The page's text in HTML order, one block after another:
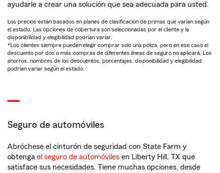
ayudarle a crear una solución que sea adecuada para usted.
Los precios están basados en planes de clasificación de primas que varían según
el estado. Las opciones de cobertura son seleccionadas por el cliente y la
disponibilidad y elegibilidad podrían variar.
*Los clientes siempre pueden elegir comprar solo una póliza, pero en ese caso el
descuento por dos o más compras de diferentes líneas de seguro no aplicará. Los
ahorros, nombres de los descuentos, porcentajes, disponibilidad y elegibilidad
podrían variar según el estado.
Seguro de automóviles
Abróchese el cinturón de seguridad con State Farm y
obtenga el seguro de automóviles en Liberty Hill, TX que
satisface sus necesidades. Tiene muchas opciones, desde